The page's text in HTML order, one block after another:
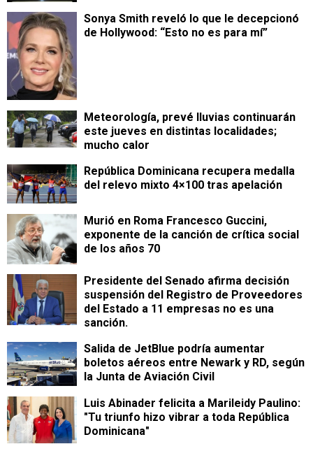
Sonya Smith reveló lo que le decepcionó
de Hollywood: “Esto no es para mí”
Meteorología, prevé lluvias continuarán
este jueves en distintas localidades;
mucho calor
República Dominicana recupera medalla
del relevo mixto 4×100 tras apelación
Murió en Roma Francesco Guccini,
exponente de la canción de crítica social
de los años 70
Presidente del Senado afirma decisión
suspensión del Registro de Proveedores
del Estado a 11 empresas no es una
sanción.
Salida de JetBlue podría aumentar
boletos aéreos entre Newark y RD, según
la Junta de Aviación Civil
Luis Abinader felicita a Marileidy Paulino:
"Tu triunfo hizo vibrar a toda República
Dominicana"